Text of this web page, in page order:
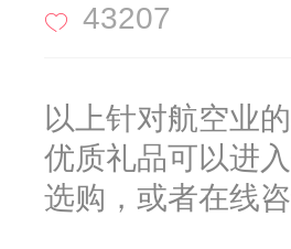
43207
以上针对航空业
优质礼品可以进
选购，或者在线咨